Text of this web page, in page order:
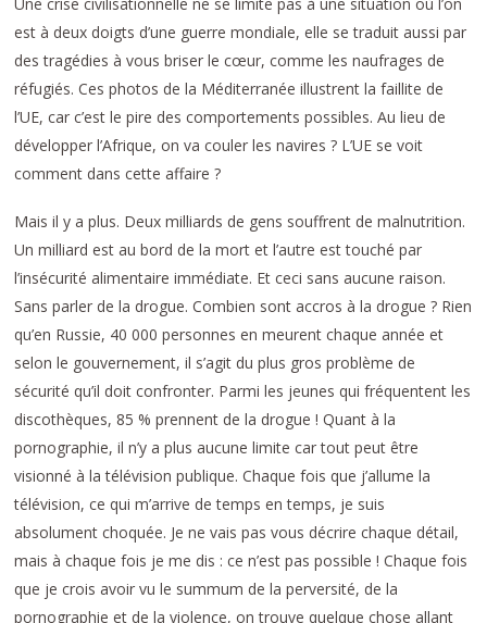
est à deux doigts d’une guerre mondiale, elle se traduit aussi par
des tragédies à vous briser le cœur, comme les naufrages de
réfugiés. Ces photos de la Méditerranée illustrent la faillite de
l’UE, car c’est le pire des comportements possibles. Au lieu de
développer l’Afrique, on va couler les navires ? L’UE se voit
comment dans cette affaire ?
Mais il y a plus. Deux milliards de gens souffrent de malnutrition.
Un milliard est au bord de la mort et l’autre est touché par
l’insécurité alimentaire immédiate. Et ceci sans aucune raison.
Sans parler de la drogue. Combien sont accros à la drogue ? Rien
qu’en Russie, 40 000 personnes en meurent chaque année et
selon le gouvernement, il s’agit du plus gros problème de
sécurité qu’il doit confronter. Parmi les jeunes qui fréquentent les
discothèques, 85 % prennent de la drogue ! Quant à la
pornographie, il n’y a plus aucune limite car tout peut être
visionné à la télévision publique. Chaque fois que j’allume la
télévision, ce qui m’arrive de temps en temps, je suis
absolument choquée. Je ne vais pas vous décrire chaque détail,
mais à chaque fois je me dis : ce n’est pas possible ! Chaque fois
que je crois avoir vu le summum de la perversité, de la
pornographie et de la violence, on trouve quelque chose allant